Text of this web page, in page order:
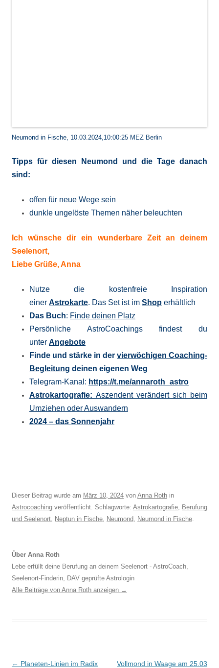
Neumond in Fische, 10.03.2024,10:00:25 MEZ Berlin
Tipps für diesen Neumond und die Tage danach
sind:
offen für neue Wege sein
dunkle ungelöste Themen näher beleuchten
Ich wünsche dir ein wunderbare Zeit an deinem
Seelenort,
Liebe Grüße, Anna
Nutze die kostenfreie Inspiration
einer Astrokarte. Das Set ist im Shop erhältlich
Das Buch: Finde deinen Platz
Persönliche AstroCoachings findest du
unter Angebote
Finde und stärke in der vierwöchigen Coaching-
Begleitung deinen eigenen Weg
Telegram-Kanal: https://t.me/annaroth_astro
Astrokartografie: Aszendent verändert sich beim
Umziehen oder Auswandern
2024 – das Sonnenjahr
Dieser Beitrag wurde am März 10, 2024 von Anna Roth in
Astrocoaching veröffentlicht. Schlagworte: Astrokartografie, Berufung
und Seelenort, Neptun in Fische, Neumond, Neumond in Fische.
Über Anna Roth
Lebe erfüllt deine Berufung an deinem Seelenort - AstroCoach,
Seelenort-Finderin, DAV geprüfte Astrologin
Alle Beiträge von Anna Roth anzeigen →
Beitragsnavigation
← Planeten-Linien im Radix
Vollmond in Waage am 25.03